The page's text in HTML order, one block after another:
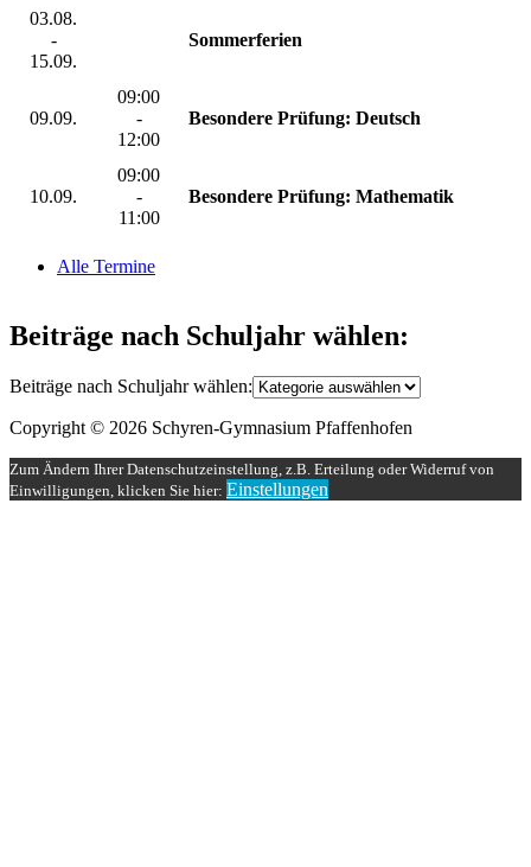
03.08.
-
15.09.
Sommerferien
09.09.
09:00
-
12:00
Besondere Prüfung: Deutsch
10.09.
09:00
-
11:00
Besondere Prüfung: Mathematik
Alle Termine
Beiträge nach Schuljahr wählen:
Beiträge nach Schuljahr wählen:
Copyright © 2026 Schyren-Gymnasium Pfaffenhofen
Zum Ändern Ihrer Datenschutzeinstellung, z.B. Erteilung oder Widerruf von
Einwilligungen, klicken Sie hier: Einstellungen